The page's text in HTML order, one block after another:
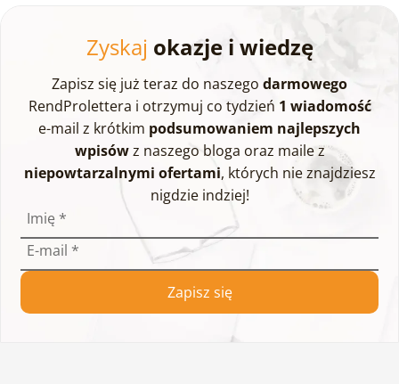
Zyskaj okazje i wiedzę
Zapisz się już teraz do naszego darmowego
RendProlettera i otrzymuj co tydzień 1 wiadomość
e-mail z krótkim podsumowaniem najlepszych
wpisówz naszego bloga oraz maile z
niepowtarzalnymi ofertami, których nie znajdziesz
nigdzie indziej!
Imię *
E-mail *
Zapisz się